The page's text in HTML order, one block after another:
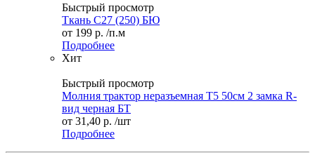
Быстрый просмотр
Ткань С27 (250) БЮ
от 199 р. /п.м
Подробнее
Хит
Быстрый просмотр
Молния трактор неразъемная Т5 50см 2 замка R-
вид черная БТ
от 31,40 р. /шт
Подробнее